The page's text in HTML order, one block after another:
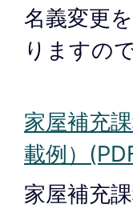
名義変更
りますの
家屋補充
載例）
家屋補充